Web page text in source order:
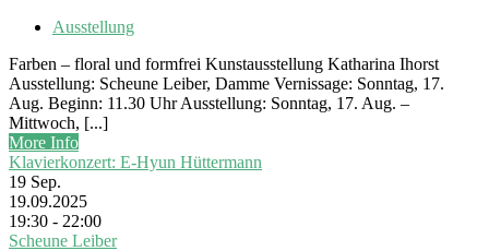
Ausstellung
Farben – floral und formfrei Kunstausstellung Katharina Ihorst
Ausstellung: Scheune Leiber, Damme Vernissage: Sonntag, 17.
Aug. Beginn: 11.30 Uhr Ausstellung: Sonntag, 17. Aug. –
Mittwoch, [...]
More Info
Klavierkonzert: E-Hyun Hüttermann
19 Sep.
19.09.2025
19:30 - 22:00
Scheune Leiber